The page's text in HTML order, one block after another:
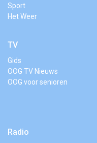
Sport
Het Weer
TV
Gids
OOG TV Nieuws
OOG voor senioren
Radio